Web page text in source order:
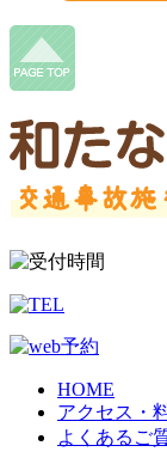
HOME
アクセス・
よくあるご